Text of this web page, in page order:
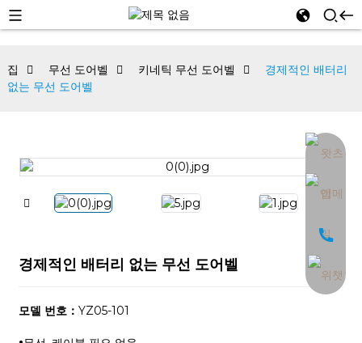
집 무선 도어벨 키네틱 무선 도어벨
경제적인 배터리
없는 무선 도어벨
경제적인 배터리 없는 무선 도어벨
모델 번호： YZ05-101